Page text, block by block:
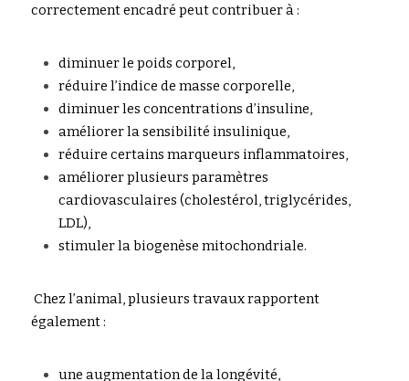
correctement encadré peut contribuer à :
diminuer le poids corporel,
réduire l’indice de masse corporelle,
diminuer les concentrations d’insuline,
améliorer la sensibilité insulinique,
réduire certains marqueurs inflammatoires,
améliorer plusieurs paramètres
cardiovasculaires (cholestérol, triglycérides,
LDL),
stimuler la biogenèse mitochondriale.
Chez l’animal, plusieurs travaux rapportent
également :
une augmentation de la longévité,